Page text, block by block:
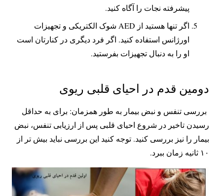
پیشرفته نجات را آگاه کنید.
اگر تنها هستید از AED شوک الکتریکی و تجهیزات
اورژانس استفاده کنید. اگر فرد دیگری در کنارتان است
او را به دنبال تجهیزات بفرستید.
دومین قدم در احیای قلبی ریوی
بررسی تنفس و نبض بیمار به طور همزمان: برای به حداقل
رسیدن تاخیر در شروع احیای قلبی پس از ارزیابی تنفس، نبض
بیمار را نیز بررسی کنید. توجه کنید این بررسی نباید بیش تر از
۱۰ ثانیه زمان ببرد.